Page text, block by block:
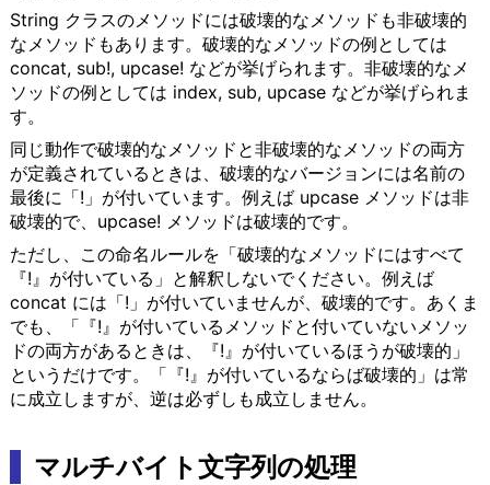
String クラスのメソッドには破壊的なメソッドも非破壊的
なメソッドもあります。破壊的なメソッドの例としては
concat, sub!, upcase! などが挙げられます。非破壊的なメ
ソッドの例としては index, sub, upcase などが挙げられま
す。
同じ動作で破壊的なメソッドと非破壊的なメソッドの両方
が定義されているときは、破壊的なバージョンには名前の
最後に「!」が付いています。例えば upcase メソッドは非
破壊的で、upcase! メソッドは破壊的です。
ただし、この命名ルールを「破壊的なメソッドにはすべて
『!』が付いている」と解釈しないでください。例えば
concat には「!」が付いていませんが、破壊的です。あくま
でも、「『!』が付いているメソッドと付いていないメソッ
ドの両方があるときは、『!』が付いているほうが破壊的」
というだけです。「『!』が付いているならば破壊的」は常
に成立しますが、逆は必ずしも成立しません。
マルチバイト文字列の処理